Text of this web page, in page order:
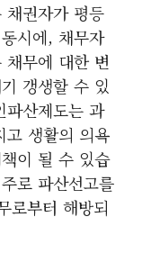
채권자가 평등
시에, 채무자
무에 대한 변
갱생할 수 있
파산제도는 과
고 생활의 의욕
이 될 수 있습
로 파산선고를
로부터 해방되